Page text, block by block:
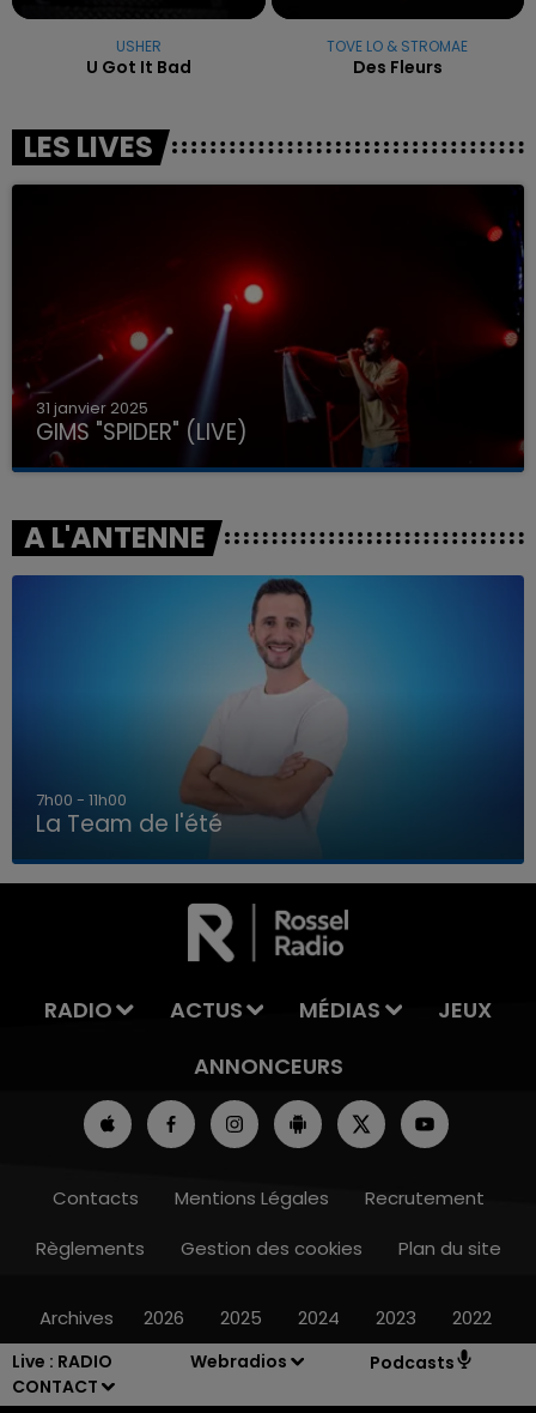
Live : RADIO
CONTACT
Webradios Podcasts
LA TEAM DE L'ÉTÉ
USHER
U Got It Bad
TOVE LO & STROMAE
Des Fleurs
LES LIVES
31 janvier 2025
GIMS "SPIDER" (LIVE)
A L'ANTENNE
7h00 - 11h00
La Team de l'été
RADIO ACTUS MÉDIAS
JEUX
ANNONCEURS
Contacts Mentions Légales
Recrutement
Règlements
Gestion des cookies Plan du site
Archives 2026 2025 2024 2023 2022